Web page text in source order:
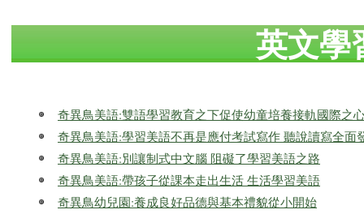
英文學
奇異鳥美語:雙語學習教育之下促使幼童培養接軌國際之
奇異鳥美語:學習美語不再是應付考試寫作 聽說讀寫全面
奇異鳥美語:別讓制式中文腦 阻礙了學習美語之路
奇異鳥美語:帶孩子從課本走出生活 生活學習美語
奇異鳥幼兒園:養成良好品德與基本禮貌從小開始